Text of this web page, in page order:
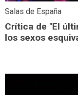
Salas de España
Crítica de "El
los sexos